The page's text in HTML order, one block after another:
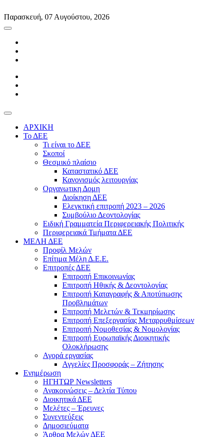
to
content
Παρασκευή, 07 Αυγούστου, 2026
ΑΡΧΙΚΗ
Το ΔΕΕ
Τι είναι το ΔΕΕ
Σκοποί
Θεσμικό πλαίσιο
Καταστατικό ΔΕΕ
Κανονισμός λειτουργίας
Οργανωτικη Δομη
Διοίκηση ΔΕΕ
Ελεγκτική επιτροπή 2023 – 2026
Συμβούλιο Δεοντολογίας
Ειδική Γραμματεία Περιφερειακής Πολιτικής
Περιφερειακά Τμήματα ΔΕΕ
ΜΕΛΗ ΔΕΕ
Προφίλ Μελών
Επίτιμα Mέλη Δ.Ε.Ε.
Επιτροπές ΔΕΕ
Επιτροπή Επικοινωνίας
Επιτροπή Ηθικής & Δεοντολογίας
Επιτροπή Καταγραφής & Αποτύπωσης
Προβλημάτων
Επιτροπή Μελετών & Τεκμηρίωσης
Επιτροπή Επεξεργασίας Μεταρρυθμίσεων
Επιτροπή Νομοθεσίας & Νομολογίας
Επιτροπή Ευρωπαϊκής Διοικητικής
Ολοκλήρωσης
Αγορά εργασίας
Αγγελίες Προσφοράς – Ζήτησης
Ενημέρωση
ΗΓΗΤΩΡ Newsletters
Ανακοινώσεις – Δελτία Τύπου
Διοικητικά ΔΕΕ
Μελέτες – Έρευνες
Συνεντεύξεις
Δημοσιεύματα
Άρθρα Μελών ΔΕΕ